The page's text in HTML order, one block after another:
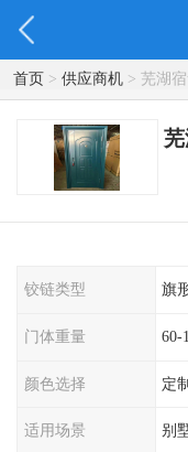
首页> 供应商机> 芜湖宿
铰链类型 旗
门体重量 60-
颜色选择 定
适用场景 别